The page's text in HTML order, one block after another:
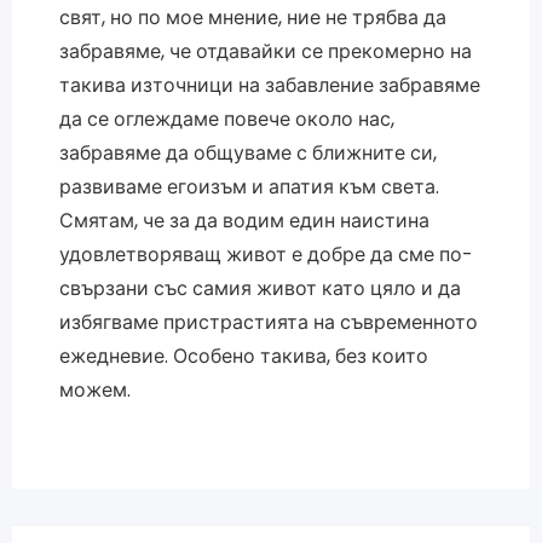
свят, но по мое мнение, ние не трябва да
забравяме, че отдавайки се прекомерно на
такива източници на забавление забравяме
да се оглеждаме повече около нас,
забравяме да общуваме с ближните си,
развиваме егоизъм и апатия към света.
Смятам, че за да водим един наистина
удовлетворяващ живот е добре да сме по-
свързани със самия живот като цяло и да
избягваме пристрастията на съвременното
ежедневие. Особено такива, без които
можем.